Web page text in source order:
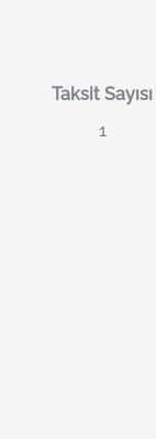
Taksit Sayısı
1